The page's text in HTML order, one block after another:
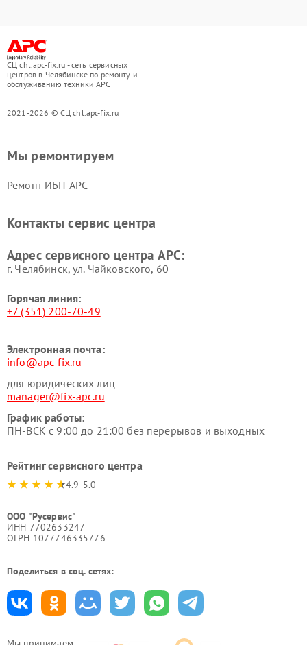
СЦ chl.apc-fix.ru - сеть сервисных
центров в Челябинске по ремонту и
обслуживанию техники APC
2021-2026 © СЦ chl.apc-fix.ru
Мы ремонтируем
Ремонт ИБП APC
Контакты сервис центра
Адрес сервисного центра APC:
г. Челябинск, ул. Чайковского, 60
Горячая линия:
+7 (351) 200-70-49
Электронная почта:
info@apc-fix.ru
для юридических лиц
manager@fix-apc.ru
График работы:
ПН-ВСК с 9:00 до 21:00 без перерывов и выходных
Рейтинг сервисного центра
4.9-5.0
ООО "Русервис"
ИНН 7702633247
ОГРН 1077746335776
Поделиться в соц. сетях: